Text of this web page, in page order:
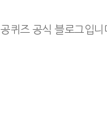
공퀴즈 공식 블로그입니